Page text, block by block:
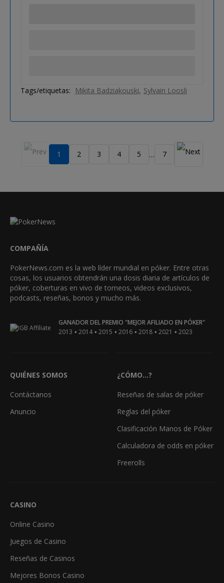
Tags/etiquetas: Mikita Badziakouski Sylvain Loosli
1 2 3 4 5 … 7
COMPAÑÍA
PokerNews.com es la web líder mundial en póker. Entre otras
cosas, los usuarios obtendrán una dosis diaria de artículos de
póker, coberturas en vivo de torneos, videos exclusivos,
podcasts, reseñas, bonos y mucho más.
GANADOR DEL PREMIO "MEJOR AFILIADO EN PÓKER"
2013 • 2014 • 2015 • 2016 • 2018 • 2021 • 2023
QUIÉNES SOMOS
Contáctanos
Anuncio
¿CÓMO...?
Reseñas de salas de póker
Reglas del póker
Clasificación Manos de Póker
Calculadora de odds en póker
Freerolls
CASINO
Online Casino
Juegos de Casino
Reseñas de Casinos
Mejores Bonos Casino